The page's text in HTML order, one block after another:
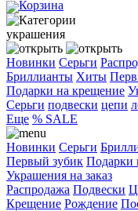
украшения
Новинки Серьги
Бриллианты Хиты
Подарки на крещение
Cерьги подвески цепи
Еще % SALE
Новинки Серьги
Первый зубик Подарки
Украшения на заказ
Распродажа Подвески
Крещение Рождение